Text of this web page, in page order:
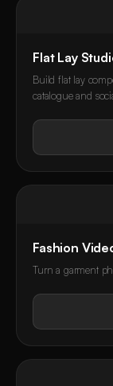
Flat Lay
Build flat lay
catalogue and
Fashion
Turn a garment